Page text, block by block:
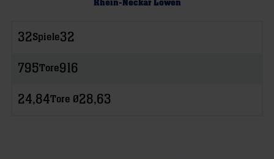
Rhein-Neckar Löwen
32Spiele32
795Tore916
24,84Tore Ø28,63